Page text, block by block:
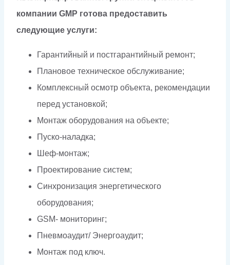
компании GMP готова предоставить
следующие услуги:
Гарантийный и постгарантийный ремонт;
Плановое техническое обслуживание;
Комплексный осмотр объекта, рекомендации
перед установкой;
Монтаж оборудования на объекте;
Пуско-наладка;
Шеф-монтаж;
Проектирование систем;
Синхронизация энергетического
оборудования;
GSM- мониторинг;
Пневмоаудит/ Энергоаудит;
Монтаж под ключ.